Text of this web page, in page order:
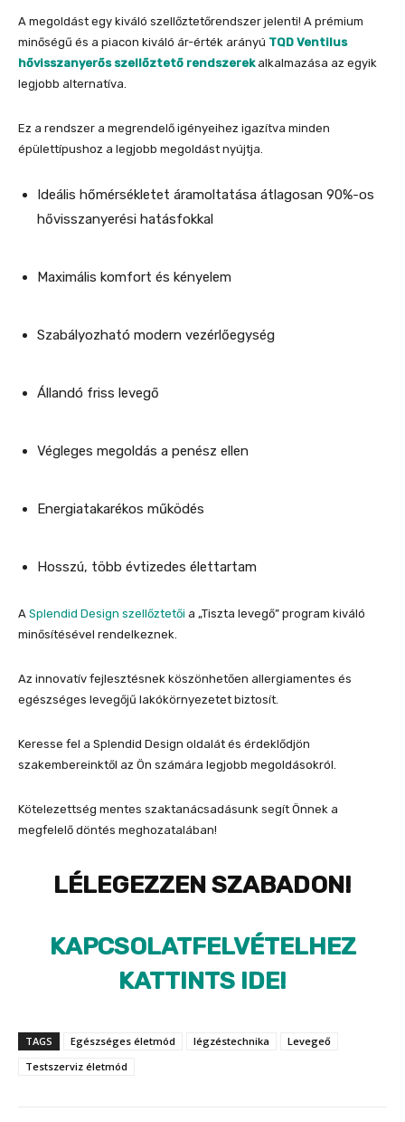
A megoldást egy kiváló szellőztetőrendszer jelenti! A prémium
minőségű és a piacon kiváló ár-érték arányú TQD Ventilus
hővisszanyerős szellőztető rendszerekalkalmazása az egyik
legjobb alternatíva.
Ez a rendszer a megrendelő igényeihez igazítva minden
épülettípushoz a legjobb megoldást nyújtja.
Ideális hőmérsékletet áramoltatása átlagosan 90%-os
hővisszanyerési hatásfokkal
Maximális komfort és kényelem
Szabályozható modern vezérlőegység
Állandó friss levegő
Végleges megoldás a penész ellen
Energiatakarékos működés
Hosszú, több évtizedes élettartam
A Splendid Design szellőztetői a „Tiszta levegő” program kiváló
minősítésével rendelkeznek.
Az innovatív fejlesztésnek köszönhetően allergiamentes és
egészséges levegőjű lakókörnyezetet biztosít.
Keresse fel a Splendid Design oldalát és érdeklődjön
szakembereinktől az Ön számára legjobb megoldásokról.
Kötelezettség mentes szaktanácsadásunk segít Önnek a
megfelelő döntés meghozatalában!
LÉLEGEZZEN SZABADON!
KAPCSOLATFELVÉTELHEZ
KATTINTS IDE!
TAGS Egészséges életmód légzéstechnika
Levegeő
Testszerviz életmód